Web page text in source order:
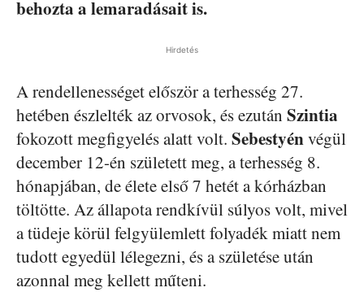
behozta a lemaradásait is.
Hirdetés
A rendellenességet először a terhesség 27.
hetében észlelték az orvosok, és ezután Szintia
fokozott megfigyelés alatt volt. Sebestyénvégül
december 12-én született meg, a terhesség 8.
hónapjában, de élete első 7 hetét a kórházban
töltötte. Az állapota rendkívül súlyos volt, mivel
a tüdeje körül felgyülemlett folyadék miatt nem
tudott egyedül lélegezni, és a születése után
azonnal meg kellett műteni.